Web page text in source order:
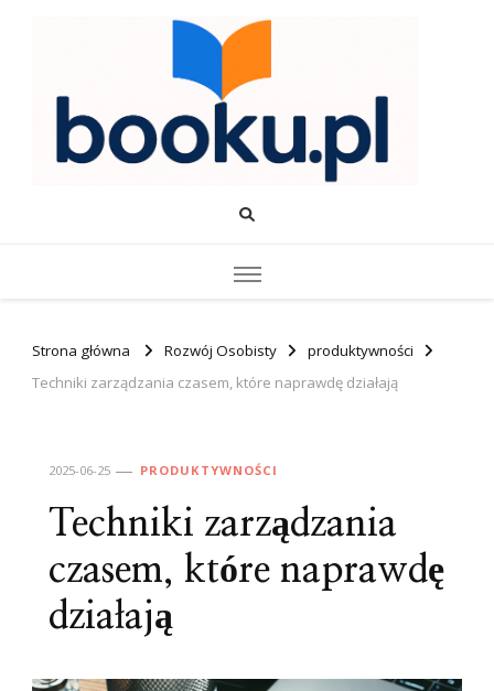
Booku.pl – Wiedza i Rozwój
Strona główna Rozwój Osobisty
produktywności
Techniki zarządzania czasem, które naprawdę działają
2025-06-25 PRODUKTYWNOŚCI
Techniki zarządzania
czasem, które naprawdę
działają